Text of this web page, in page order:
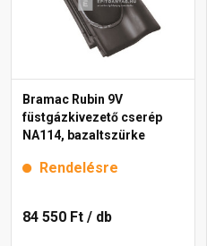
Bramac Rubin 9V
füstgázkivezető cserép
NA114, bazaltszürke
Rendelésre
84 550 Ft / db